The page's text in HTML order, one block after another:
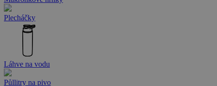
Plecháčky
Láhve na vodu
Půllitry na pivo